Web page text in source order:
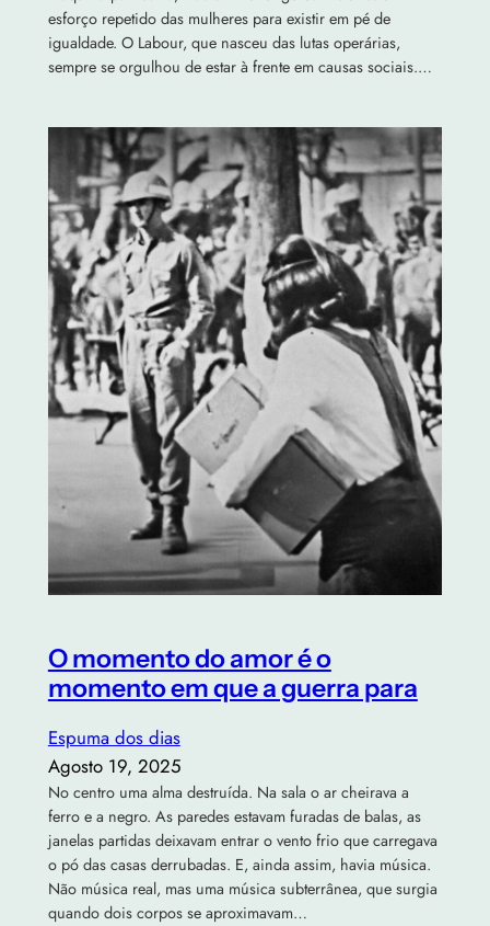
esforço repetido das mulheres para existir em pé de
igualdade. O Labour, que nasceu das lutas operárias,
sempre se orgulhou de estar à frente em causas sociais.…
O momento do amor é o
momento em que a guerra para
Espuma dos dias
Agosto 19, 2025
No centro uma alma destruída. Na sala o ar cheirava a
ferro e a negro. As paredes estavam furadas de balas, as
janelas partidas deixavam entrar o vento frio que carregava
o pó das casas derrubadas. E, ainda assim, havia música.
Não música real, mas uma música subterrânea, que surgia
quando dois corpos se aproximavam…